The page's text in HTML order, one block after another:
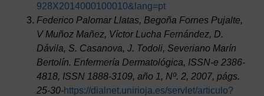
928X2014000100010&lang=pt
Federico Palomar Llatas, Begoña Fornes Pujalte,
V Muñoz Mañez, Víctor Lucha Fernández, D.
Dávila, S. Casanova, J. Todoli, Severiano Marín
Bertolín. Enfermería Dermatológica, ISSN-e 2386-
4818, ISSN 1888-3109, año 1, Nº. 2, 2007, págs.
25-30-https://dialnet.unirioja.es/servlet/articulo?